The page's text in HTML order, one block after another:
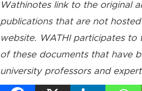
Wathinotes link to the original
publications that are not
website. WATHI participates to
of these documents that have
university professors and